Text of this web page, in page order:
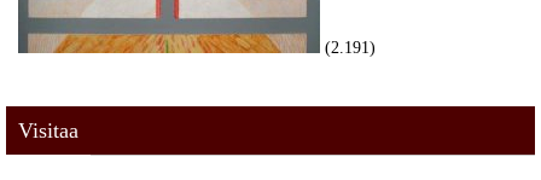
(2.191)
Visitaa